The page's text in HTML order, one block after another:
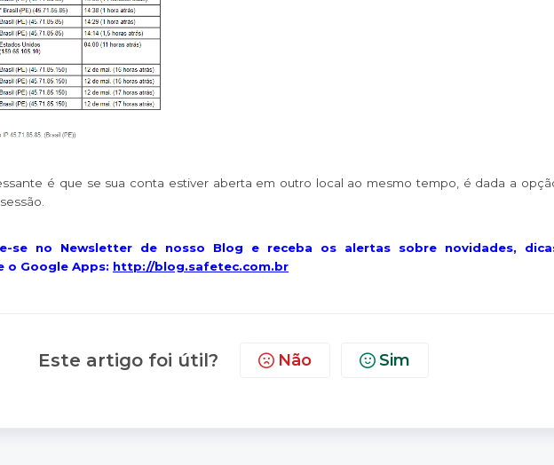
é que se sua conta estiver aberta em outro local ao mesmo tempo, é dada a
se no Newsletter de nosso Blog e receba os alertas sobre novidades,
o Google Apps: http://blog.safetec.com.br
Este artigo foi útil? Não Sim